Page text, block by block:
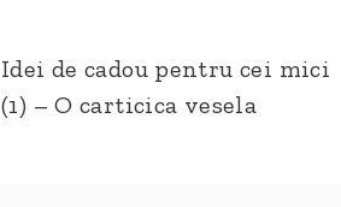
Idei de cadou pentru cei mici
(1) – O carticica vesela